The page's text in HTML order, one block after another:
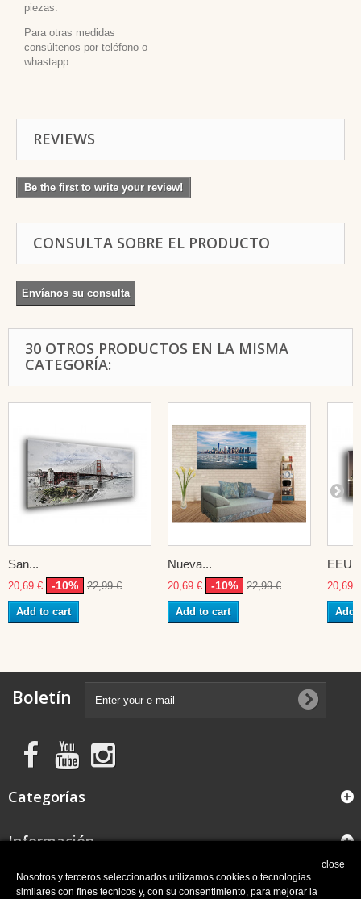
piezas.
Para otras medidas
consúltenos por teléfono o
whastapp.
REVIEWS
Be the first to write your review!
CONSULTA SOBRE EL PRODUCTO
Envíanos su consulta
30 OTROS PRODUCTOS EN LA MISMA
CATEGORÍA:
San...
20,69 € -10% 22,99 €
Add to cart
Nueva...
20,69 € -10% 22,99 €
Add to cart
20,69 €
Add
Boletín
Categorías
Información
close
Nosotros y terceros seleccionados utilizamos cookies o tecnologias
similares con fines tecnicos y, con su consentimiento, para mejorar la